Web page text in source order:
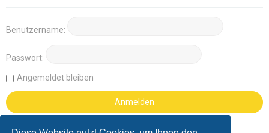
Benutzername:
Passwort:
Angemeldet bleiben